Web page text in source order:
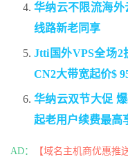
华纳云不限流海外
线路新老同享
Jtti国外VPS全场2
CN2大带宽起价$
华纳云双节大促
起老用户续费最高
AD： 【域名主机商优惠推